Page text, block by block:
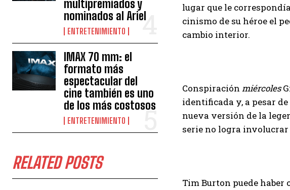
multipremiados y
nominados al Ariel
ENTRETENIMIENTO
IMAX 70 mm: el
formato más
espectacular del
cine también es uno
de los más costosos
ENTRETENIMIENTO
RELATED POSTS
lugar que le
cinismo de su héroe el
cambio interior.
Conspiración miércoles
identificada y, a pesar
nueva versión de la
serie no logra involucrar
Tim Burton puede haber